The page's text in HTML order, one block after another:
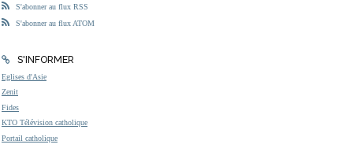
S'abonner au flux RSS
S'abonner au flux ATOM
S'INFORMER
Eglises d'Asie
Zenit
Fides
KTO Télévision catholique
Portail catholique